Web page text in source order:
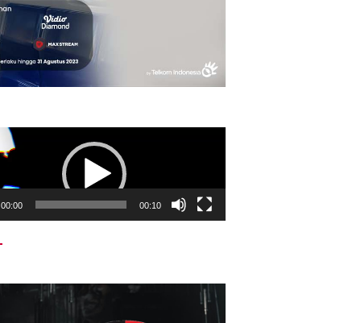
00:00 00:10